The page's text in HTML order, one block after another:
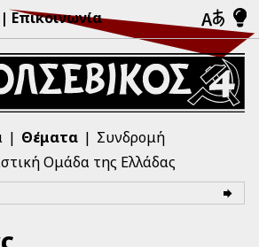
Επικοινωνία
Θέματα
Συνδρομή
Ομάδα της Ελλάδας